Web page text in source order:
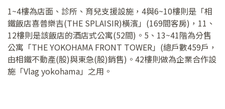
1~4樓為店面、診所、育兒支援設施，4與6~10樓則是「相
鐵飯店喜普樂吉(THE SPLAISIR)橫濱」(169間客房)，11、
12樓則是該飯店的酒店式公寓(52間)。5、13~41階為分售
公寓「THE YOKOHAMA FRONT TOWER」(總戶數459戶，
由相鐵不動產(股)與東急(股)銷售)。42樓則做為企業合作設
施「Vlag yokohama」之用。